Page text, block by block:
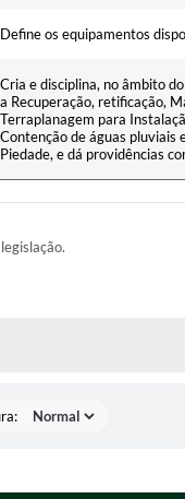
Define os equipamentos
Cria e disciplina, no âmbito
a Recuperação, retificação,
Terraplanagem para
Contenção de águas pluviais
Piedade, e dá providências